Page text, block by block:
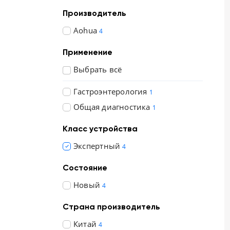
CN UZ
Производитель
Aohua 4
Применение
Выбрать всё
Гастроэнтерология 1
Общая диагностика 1
Класс устройства
Экспертный 4
Состояние
Новый 4
Страна производитель
Китай 4